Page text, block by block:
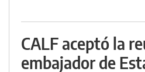
CALF aceptó la
embajador de